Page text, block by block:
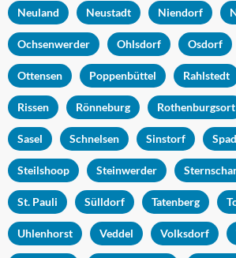
Neuland Neustadt Niendorf
Ochsenwerder Ohlsdorf Osdorf
Ottensen Poppenbüttel Rahlstedt
Rissen Rönneburg Rothenburgsort
Sasel Schnelsen Sinstorf
Steilshoop Steinwerder
St. Pauli Sülldorf Tatenberg
Uhlenhorst Veddel Volksdorf